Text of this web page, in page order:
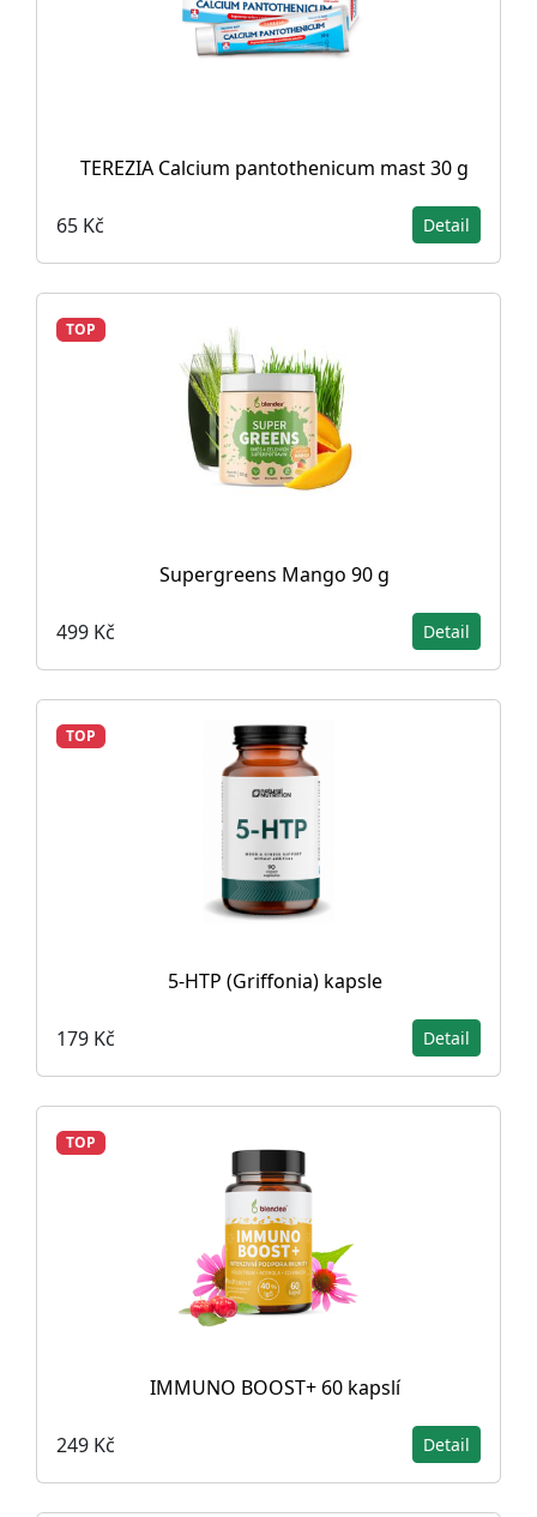
TEREZIA Calcium pantothenicum mast 30 g
65 Kč Detail
TOP
Supergreens Mango 90 g
499 Kč Detail
TOP
5-HTP (Griffonia) kapsle
179 Kč Detail
TOP
IMMUNO BOOST+ 60 kapslí
249 Kč Detail